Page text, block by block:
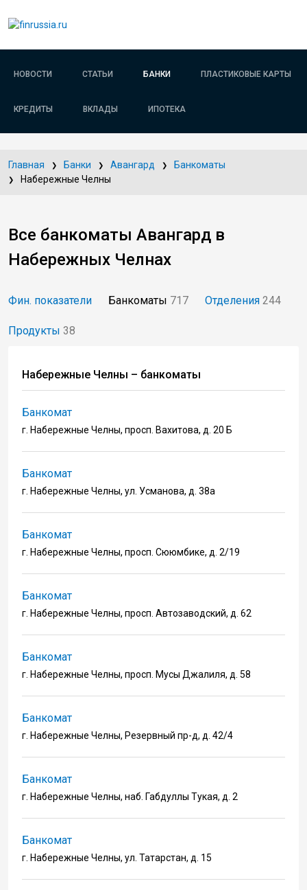
НОВОСТИ СТАТЬИ БАНКИ ПЛАСТИКОВЫЕ КАРТЫ
КРЕДИТЫ ВКЛАДЫ ИПОТЕКА
Главная Банки Авангард
Банкоматы
Набережные Челны
Все банкоматы Авангард в
Набережных Челнах
Фин. показатели Банкоматы 717 Отделения 244
Продукты 38
Набережные Челны – банкоматы
Банкомат
г. Набережные Челны, просп. Вахитова, д. 20 Б
Банкомат
г. Набережные Челны, ул. Усманова, д. 38а
Банкомат
г. Набережные Челны, просп. Сююмбике, д. 2/19
Банкомат
г. Набережные Челны, просп. Автозаводский, д. 62
Банкомат
г. Набережные Челны, просп. Мусы Джалиля, д. 58
Банкомат
г. Набережные Челны, Резервный пр-д, д. 42/4
Банкомат
г. Набережные Челны, наб. Габдуллы Тукая, д. 2
Банкомат
г. Набережные Челны, ул. Татарстан, д. 15